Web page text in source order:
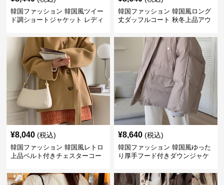
韓国ファッション 韓国風ツイー
ド調ショートジャケット レディ
韓国ファッション 韓国風ロング
丈ダッフルコート 秋冬上品アウ
¥8,040 (税込)
韓国ファッション 韓国風レトロ
上品ベルト付きチェスターコー
¥8,640 (税込)
韓国ファッション 韓国風ゆった
り厚手フード付きダウンジャケ